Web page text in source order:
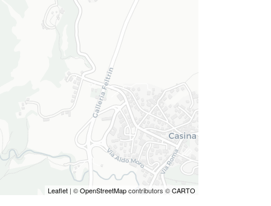
Leaflet | ©OpenStreetMapcontributors ©CARTO